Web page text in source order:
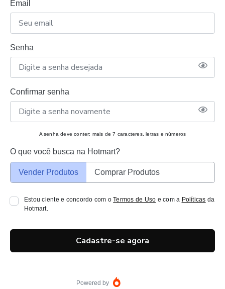
Email
Senha
Confirmar senha
A senha deve conter: mais de 7 caracteres, letras e números
O que você busca na Hotmart?
Vender Produtos Comprar Produtos
Estou ciente e concordo com oTermos de Uso e com a Políticas da
Hotmart.
Cadastre-se agora
Powered by